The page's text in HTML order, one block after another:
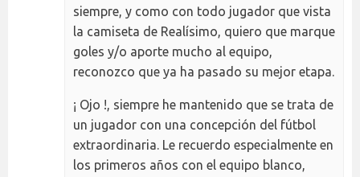
siempre, y como con todo jugador que vista
la camiseta de Realísimo, quiero que marque
goles y/o aporte mucho al equipo,
reconozco que ya ha pasado su mejor etapa.
¡ Ojo !, siempre he mantenido que se trata de
un jugador con una concepción del fútbol
extraordinaria. Le recuerdo especialmente en
los primeros años con el equipo blanco,